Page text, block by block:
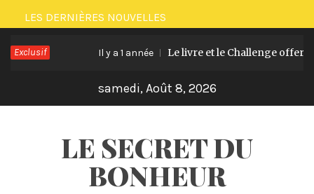
Passer
au
contenu
LES DERNIÈRES NOUVELLES
Exclusif Il y a 1 année Le livre et le Challenge offert “21
samedi, Août 8, 2026
LE SECRET DU
BONHEUR